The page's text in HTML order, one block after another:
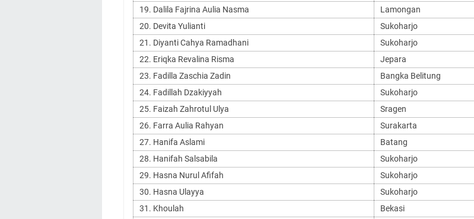
19. Dalila Fajrina Aulia Nasma
Lamongan
20. Devita Yulianti
Sukoharjo
21. Diyanti Cahya Ramadhani
Sukoharjo
22. Eriqka Revalina Risma
Jepara
23. Fadilla Zaschia Zadin
Bangka Belitung
24. Fadillah Dzakiyyah
Sukoharjo
25. Faizah Zahrotul Ulya
Sragen
26. Farra Aulia Rahyan
Surakarta
27. Hanifa Aslami
Batang
28. Hanifah Salsabila
Sukoharjo
29. Hasna Nurul Afifah
Sukoharjo
30. Hasna Ulayya
Sukoharjo
31. Khoulah
Bekasi